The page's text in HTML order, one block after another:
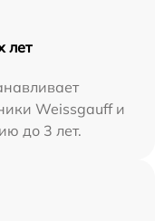
лет
Weissgauff и
до 3 лет.